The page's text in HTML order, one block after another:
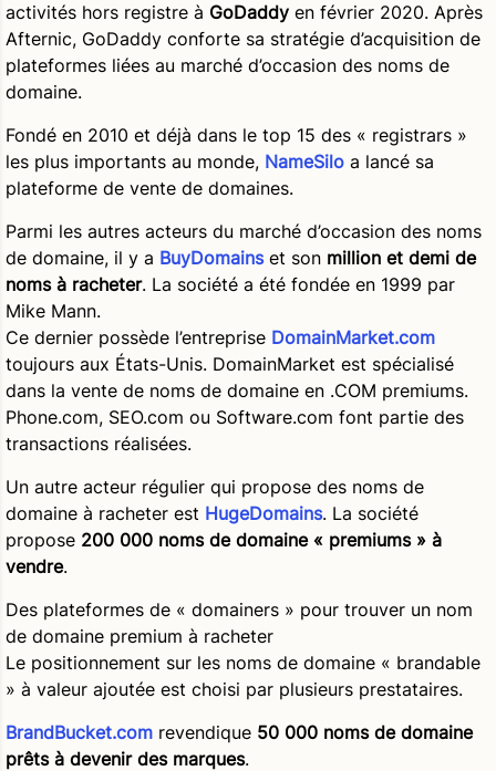
activités hors registre à GoDaddy en février 2020. Après
Afternic, GoDaddy conforte sa stratégie d’acquisition de
plateformes liées au marché d’occasion des noms de
domaine.
Fondé en 2010 et déjà dans le top 15 des « registrars »
les plus importants au monde, NameSilo a lancé sa
plateforme de vente de domaines.
Parmi les autres acteurs du marché d’occasion des noms
de domaine, il y a BuyDomainset son million et demi de
noms à racheter. La société a été fondée en 1999 par
Mike Mann.
Ce dernier possède l’entreprise DomainMarket.com
toujours aux États-Unis. DomainMarket est spécialisé
dans la vente de noms de domaine en .COM premiums.
Phone.com, SEO.com ou Software.com font partie des
transactions réalisées.
Un autre acteur régulier qui propose des noms de
domaine à racheter est HugeDomains. La société
propose 200 000 noms de domaine « premiums » à
vendre.
Des plateformes de « domainers » pour trouver un nom
de domaine premium à racheter
Le positionnement sur les noms de domaine « brandable
» à valeur ajoutée est choisi par plusieurs prestataires.
BrandBucket.com revendique 50 000 noms de domaine
prêts à devenir des marques.